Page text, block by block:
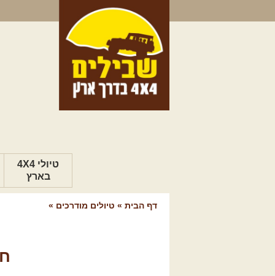
טיולי 4X4
בארץ
דף הבית » טיולים מודרכים »